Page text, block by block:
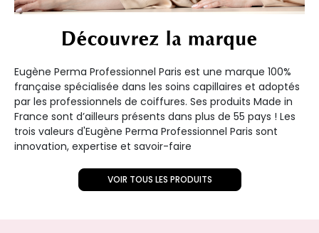
Découvrez la marque
Eugène Perma Professionnel Paris est une marque 100%
française spécialisée dans les soins capillaires et adoptés
par les professionnels de coiffures. Ses produits Made in
France sont d’ailleurs présents dans plus de 55 pays ! Les
trois valeurs d'Eugène Perma Professionnel Paris sont
innovation, expertise et savoir-faire
VOIR TOUS LES PRODUITS